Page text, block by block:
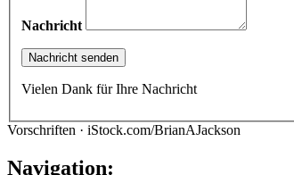
Nachricht
Vielen Dank für Ihre Nachricht
Vorschriften · iStock.com/BrianAJackson
Navigation: